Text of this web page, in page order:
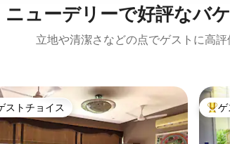
ニューデリーで好評なバ
立地や清潔さなどの点でゲストに高評
ストチョイス
ストチョイス 大ゲ